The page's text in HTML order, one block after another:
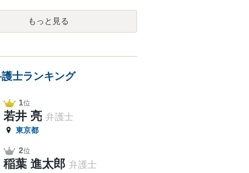
もっと見る
士ランキング
1位
若井 亮 弁護士
東京都
2位
稲葉 進太郎 弁護士